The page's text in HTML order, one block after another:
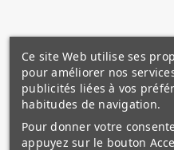
Ce site Web utilise ses
pour améliorer nos
publicités liées à vos
habitudes de navigation.
Pour donner votre
appuyez sur le bouton